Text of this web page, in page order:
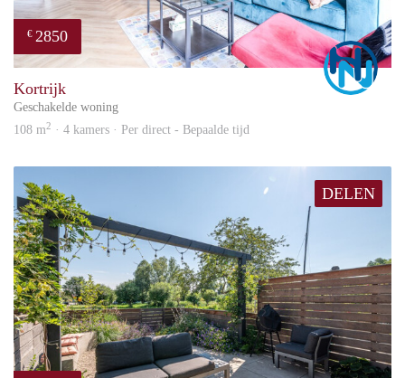
€ 2850
Kortrijk
Geschakelde woning
108 m2 · 4 kamers · Per direct - Bepaalde tijd
DELEN